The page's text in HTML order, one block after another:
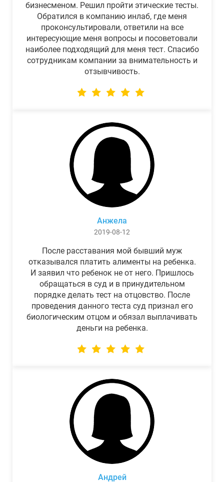
бизнесменом. Решил пройти этические тесты.
Обратился в компанию инлаб, где меня
проконсультировали, ответили на все
интересующие меня вопросы и посоветовали
наиболее подходящий для меня тест. Спасибо
сотрудникам компании за внимательность и
отзывчивость.
Анжела
2019-08-12
После расставания мой бывший муж
отказывался платить алименты на ребенка.
И заявил что ребенок не от него. Пришлось
обращаться в суд и в принудительном
порядке делать тест на отцовство. После
проведения данного теста суд признал его
биологическим отцом и обязал выплачивать
деньги на ребенка.
Андрей